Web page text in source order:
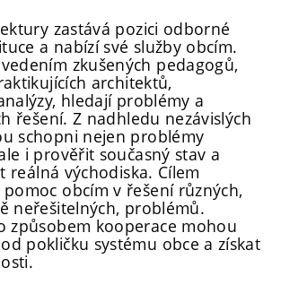
zastává pozici odborné
a nabízí své služby obcím.
zkušených pedagogů,
architektů,
hledají problémy a
řešení. Z nadhledu nezávislých
schopni nejen problémy
i prověřit současný stav a
reálná východiska. Cílem
obcím v řešení různých,
neřešitelných, problémů.
způsobem kooperace mohou
pokličku systému obce a získat